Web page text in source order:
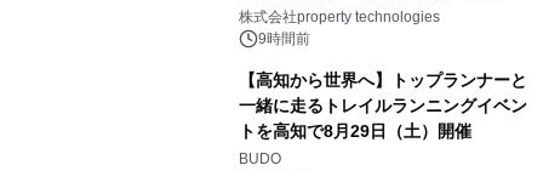
PropTechはどう組み替えるか）｜
PropTech-Lab
株式会社property technologies
9時間前
【高知から世界へ】トップランナーと
一緒に走るトレイルランニングイベン
トを高知で8月29日（土）開催
BUDO